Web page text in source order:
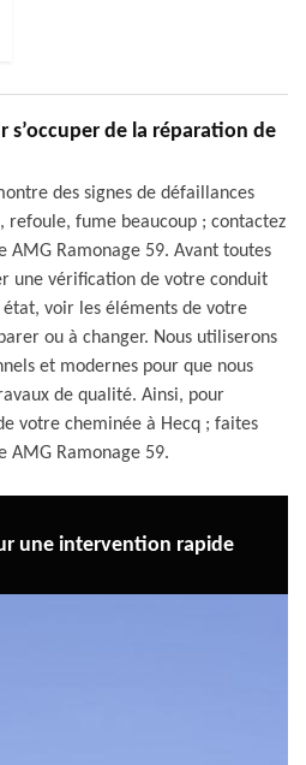
s’occuper de la réparation de
des signes de défaillances
refoule, fume beaucoup ; contactez
AMG Ramonage 59. Avant toutes
une vérification de votre conduit
voir les éléments de votre
ou à changer. Nous utiliserons
et modernes pour que nous
de qualité. Ainsi, pour
votre cheminée à Hecq ; faites
AMG Ramonage 59.
une intervention rapide